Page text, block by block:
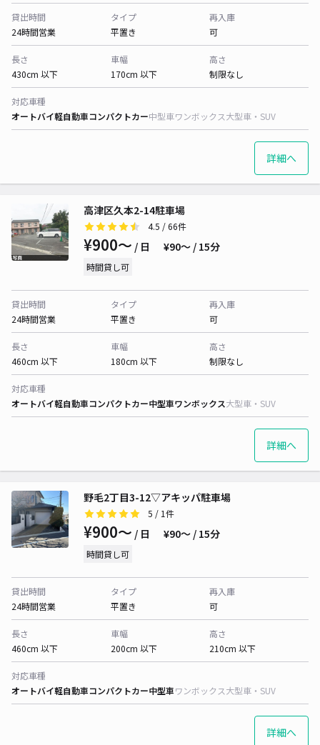
貸出時間
24時間営業
タイプ
平置き
再入庫
可
長さ
430cm 以下
車幅
170cm 以下
高さ
制限なし
対応車種
オートバイ軽自動車コンパクトカー中型車ワンボックス大型車・SUV
詳細へ
高津区久本2-14駐車場
4.5 / 66件
¥900〜 / 日 ¥90〜 / 15分
時間貸し可
貸出時間
24時間営業
タイプ
平置き
再入庫
可
長さ
460cm 以下
車幅
180cm 以下
高さ
制限なし
対応車種
オートバイ軽自動車コンパクトカー中型車ワンボックス大型車・SUV
詳細へ
野毛2丁目3-12▽アキッパ駐車場
5 / 1件
¥900〜 / 日 ¥90〜 / 15分
時間貸し可
貸出時間
24時間営業
タイプ
平置き
再入庫
可
長さ
460cm 以下
車幅
200cm 以下
高さ
210cm 以下
対応車種
オートバイ軽自動車コンパクトカー中型車ワンボックス大型車・SUV
詳細へ